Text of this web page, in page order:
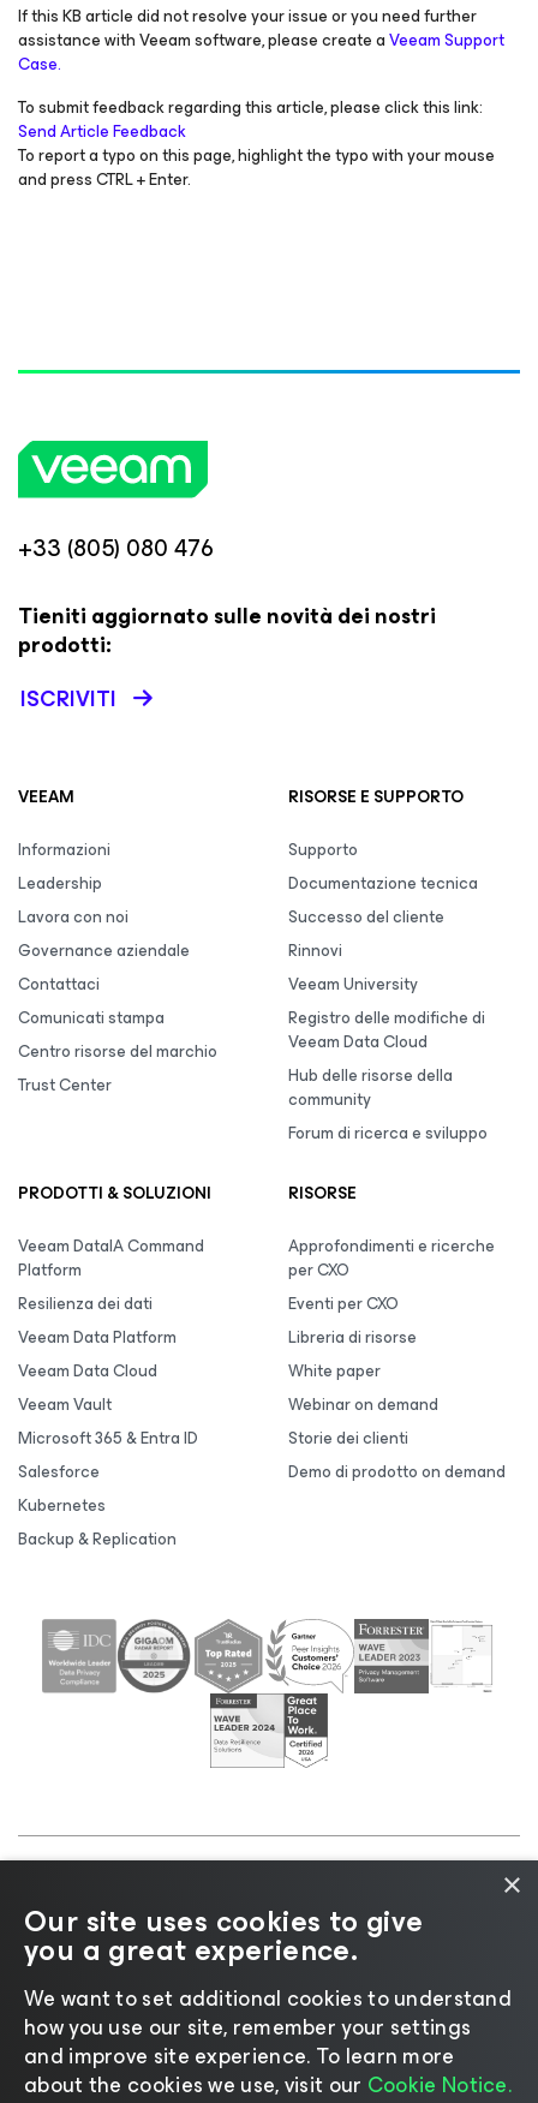
If this KB article did not resolve your issue or you need further
assistance with Veeam software, please create aVeeam Support
Case.
To submit feedback regarding this article, please click this link:
Send Article Feedback
To report a typo on this page, highlight the typo with your mouse
and press CTRL + Enter.
+33 (805) 080 476
Tieniti aggiornato sulle novità dei nostri
prodotti:
ISCRIVITI
VEEAM
Informazioni
Leadership
Lavora con noi
Governance aziendale
Contattaci
Comunicati stampa
Centro risorse del marchio
Trust Center
RISORSE E SUPPORTO
Supporto
Documentazione tecnica
Successo del cliente
Rinnovi
Veeam University
Registro delle modifiche di
Veeam Data Cloud
Hub delle risorse della
community
Forum di ricerca e sviluppo
PRODOTTI & SOLUZIONI
Veeam DataIA Command
Platform
Resilienza dei dati
Veeam Data Platform
Veeam Data Cloud
Veeam Vault
Microsoft 365 & Entra ID
Salesforce
Kubernetes
Backup & Replication
RISORSE
Approfondimenti e ricerche
per CXO
Eventi per CXO
Libreria di risorse
White paper
Webinar on demand
Storie dei clienti
Demo di prodotto on demand
Informativa sulla privacy
|Informativa sui cookie|Informazioni legali
di licenza|Risorse del fornitore
Cambia lingua
×
Our site uses cookies to give
you a great experience.
We want to set additional cookies to understand
how you use our site, remember your settings
and improve site experience. ​To learn more
about the cookies we use, visit our Cookie Notice.